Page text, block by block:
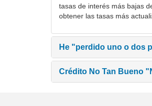
tasas de interés más bajas
obtener las tasas más
He "perdido uno o dos
Crédito No Tan Bueno